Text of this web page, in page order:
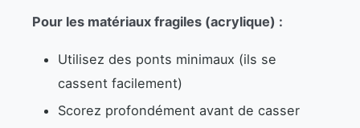
Pour les matériaux fragiles (acrylique) :
Utilisez des ponts minimaux (ils se
cassent facilement)
Scorez profondément avant de casser